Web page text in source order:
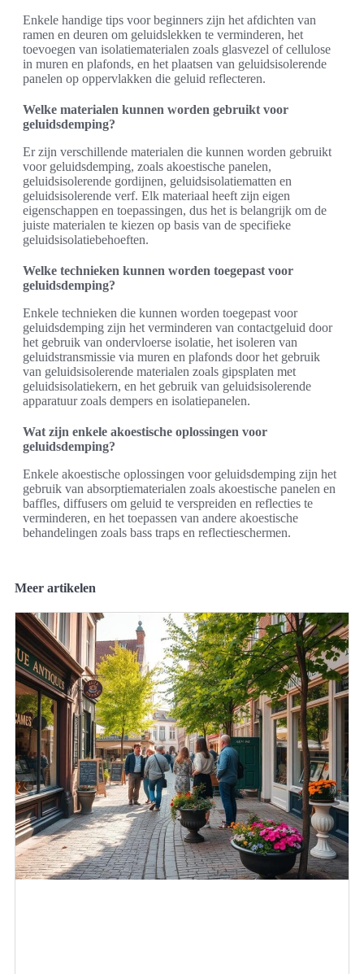
Enkele handige tips voor beginners zijn het afdichten van
ramen en deuren om geluidslekken te verminderen, het
toevoegen van isolatiematerialen zoals glasvezel of cellulose
in muren en plafonds, en het plaatsen van geluidsisolerende
panelen op oppervlakken die geluid reflecteren.
Welke materialen kunnen worden gebruikt voor
geluidsdemping?
Er zijn verschillende materialen die kunnen worden gebruikt
voor geluidsdemping, zoals akoestische panelen,
geluidsisolerende gordijnen, geluidsisolatiematten en
geluidsisolerende verf. Elk materiaal heeft zijn eigen
eigenschappen en toepassingen, dus het is belangrijk om de
juiste materialen te kiezen op basis van de specifieke
geluidsisolatiebehoeften.
Welke technieken kunnen worden toegepast voor
geluidsdemping?
Enkele technieken die kunnen worden toegepast voor
geluidsdemping zijn het verminderen van contactgeluid door
het gebruik van ondervloerse isolatie, het isoleren van
geluidstransmissie via muren en plafonds door het gebruik
van geluidsisolerende materialen zoals gipsplaten met
geluidsisolatiekern, en het gebruik van geluidsisolerende
apparatuur zoals dempers en isolatiepanelen.
Wat zijn enkele akoestische oplossingen voor
geluidsdemping?
Enkele akoestische oplossingen voor geluidsdemping zijn het
gebruik van absorptiematerialen zoals akoestische panelen en
baffles, diffusers om geluid te verspreiden en reflecties te
verminderen, en het toepassen van andere akoestische
behandelingen zoals bass traps en reflectieschermen.
Meer artikelen